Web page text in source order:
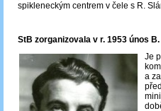
spikleneckým centrem v čele s R.
StB zorganizovala v r. 1953 únos
Je
a